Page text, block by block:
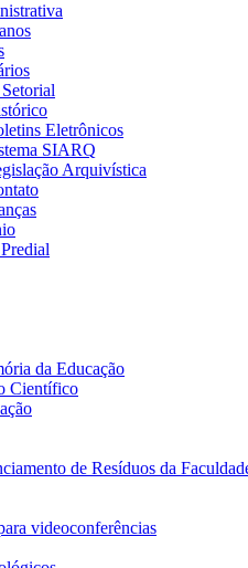
Eletrônicos
SIARQ
Arquivística
da Educação
Científico
de Resíduos da
videoconferências